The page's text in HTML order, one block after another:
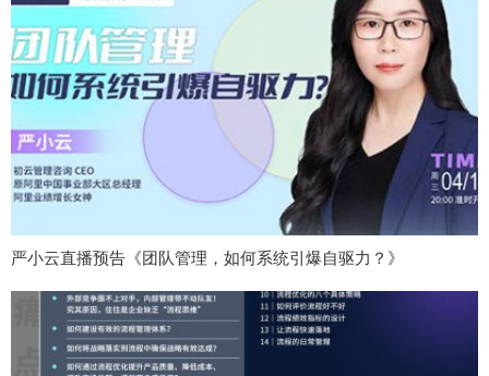
严小云直播预告《团队管理，如何系统引爆自驱力？》